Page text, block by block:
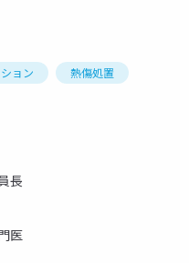
ョン 熱傷処置
長
医